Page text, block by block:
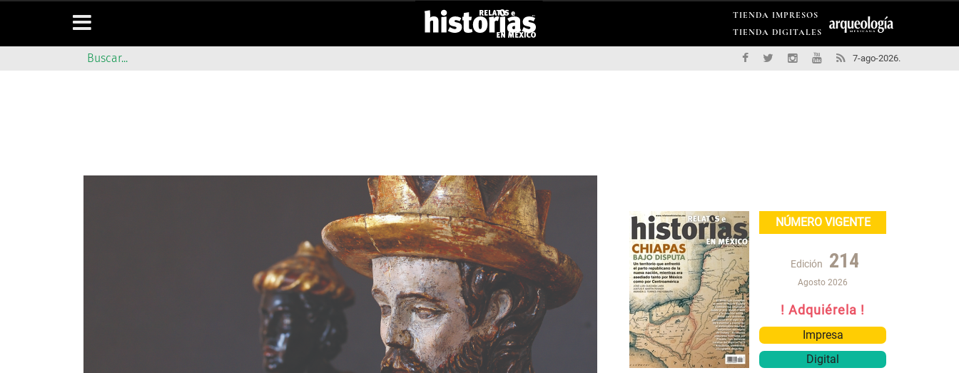
TIENDA IMPRESOS
TIENDA DIGITALES
7-ago-2026.
NÚMERO VIGENTE
Edición 214
Agosto 2026
! Adquiérela !
Impresa
Digital